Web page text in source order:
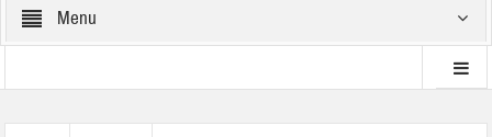
Menu